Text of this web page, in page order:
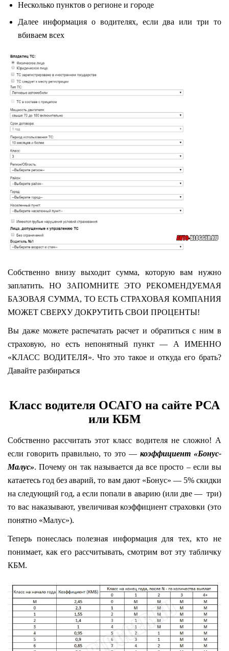
Несколько пунктов о регионе и городе
Далее информация о водителях, если два или три то
вбиваем всех
Собственно внизу выходит сумма, которую вам нужно
заплатить. НО ЗАПОМНИТЕ ЭТО РЕКОМЕНДУЕМАЯ
БАЗОВАЯ СУММА, ТО ЕСТЬ СТРАХОВАЯ КОМПАНИЯ
МОЖЕТ СВЕРХУ ДОКРУТИТЬ СВОИ ПРОЦЕНТЫ!
Вы даже можете распечатать расчет и обратиться с ним в
страховую, но есть непонятный пункт — А ИМЕННО
«КЛАСС ВОДИТЕЛЯ». Что это такое и откуда его брать?
Давайте разбираться
Класс водителя ОСАГО на сайте РСА
или КБМ
Собственно рассчитать этот класс водителя не сложно! А
если говорить правильно, то это — коэффициент «Бонус-
Малус». Почему он так называется да все просто – если вы
катаетесь год без аварий, то вам дают «Бонус» — 5% скидки
на следующий год, а если попали в аварию (или две — три)
то вас наказывают, увеличивая коэффициент страховки (это
понятно «Малус»).
Теперь понеслась полезная информация для тех, кто не
понимает, как его рассчитывать, смотрим вот эту табличку
КБМ.